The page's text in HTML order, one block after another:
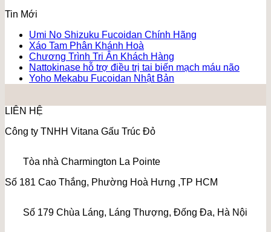
Tin Mới
Umi No Shizuku Fucoidan Chính Hãng
Xáo Tam Phân Khánh Hoà
Chương Trình Tri Ân Khách Hàng
Nattokinase hỗ trợ điều trị tai biến mạch máu não
Yoho Mekabu Fucoidan Nhật Bản
LIÊN HỆ
Công ty TNHH Vitana Gấu Trúc Đỏ
Tòa nhà Charmington La Pointe
Số 181 Cao Thắng, Phường Hoà Hưng ,TP HCM
Số 179 Chùa Láng, Láng Thượng, Đống Đa, Hà Nội